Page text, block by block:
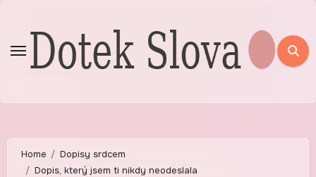
content
Home
Dopisy srdcem
Dopis, který jsem ti nikdy neodeslala